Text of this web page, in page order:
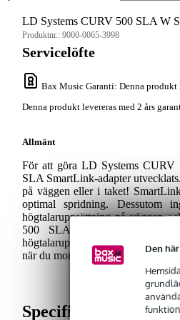
Den
LD Systems CURV 500 SLA W
Produktnr.: 9000-0065-3998
Servicelöfte
Bax Music Garanti: Denna produkt
Denna produkt levereras med 2 års
Allmänt
För att göra LD Systems CURV
SLA SmartLink-adapter
på väggen eller i taket!
optimal spridning. Dessutom
högtalaruppsättning på väggen
500 SLA är dessutom
högtalaruppsättningen. Adaptern
när du monterar den mot taket.
Specifikationer